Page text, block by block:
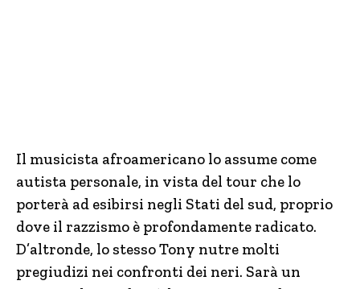
Il musicista afroamericano lo assume come
autista personale, in vista del tour che lo
porterà ad esibirsi negli Stati del sud, proprio
dove il razzismo è profondamente radicato.
D’altronde, lo stesso Tony nutre molti
pregiudizi nei confronti dei neri. Sarà un